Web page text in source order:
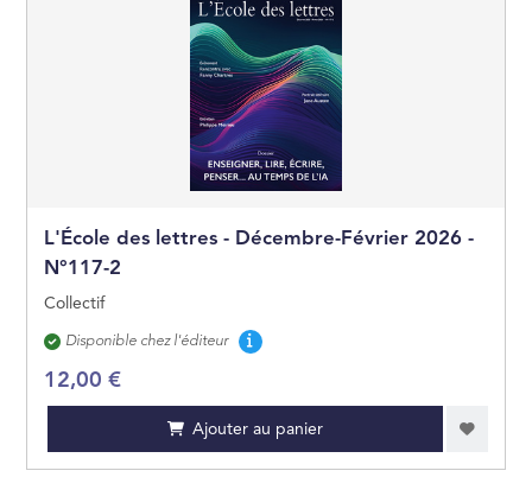
L'École des lettres - Décembre-Février 2026 -
N°117-2
Collectif
Disponibilité
Disponible chez l'éditeur
12,00 €
Ajouter au panier